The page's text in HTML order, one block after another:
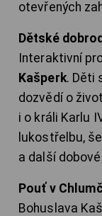
otevřených
Dětské
Interaktivní
Kašperk. Děti
dozvědí o
i o králi Karlu
lukostřelbu,
a další
Pouť v
Bohuslava